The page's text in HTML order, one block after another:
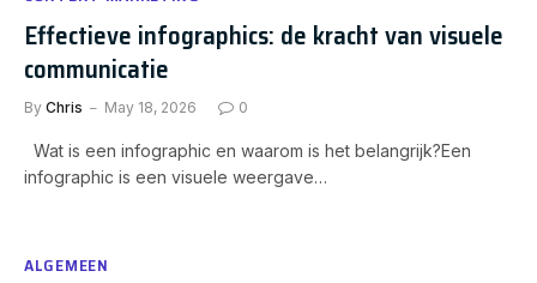
Effectieve infographics: de kracht van visuele
communicatie
By Chris May 18, 2026 0
Wat is een infographic en waarom is het belangrijk?Een
infographic is een visuele weergave…
ALGEMEEN